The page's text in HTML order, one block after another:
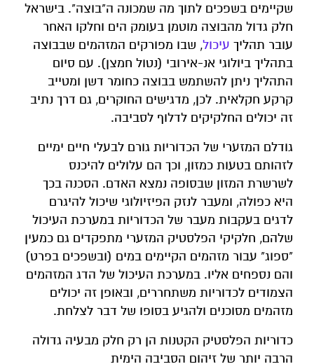
שקיימים בשפכים לתוך מה שמכונה ה"בוצה". בישראל
חלק גדול מהבוצה מוטמן בעומק הים וחלקו האחר
עובר תהליך עיכול, שבו מפורקים המזהמים שבבוצה
בתהליך ביולוגי אנ-אירובי (נטול חמצן). עם סיום
התהליך ניתן להשתמש בבוצה כחומר דשן ומטייב
קרקע חקלאית. לכן, מדגישים החוקרים, גם דרך נתיב
זה יכולים החלקיקים לדלוף לסביבה.
גודלם המזערי של הכדוריות גורם לבעלי חיים ימיים
לזהותם בטעות כמזון, וכך הם עלולים להיכנס
לשרשרת המזון שבסופה נמצא האדם. הסכנה בכך
היא כפולה, ומעבר לנזק הפיזיולוגי שיכול להיגרם
לדגים בעקבות מעבר של הכדוריות במערכת העיכול
שלהם, חלקיקי הפלסטיק המזערי מתפקדים גם כמעין
"ספוג" עבור מזהמים הקיימים במים (ובשפכים בפרט)
והם נספחים אליו. במערכת העיכול של הדג המזהמים
הצמודים לכדוריות משתחררים, ובאופן זה יכולים
מזהמים מסוכנים ולהגיע בסופו של דבר לצלחת.
כדוריות הפלסטיק הקטנות הן רק חלק מבעיה גדולה
הרבה יותר של זיהום הסביבה הימית